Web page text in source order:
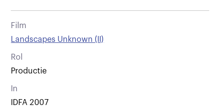
Film
Landscapes Unknown (II)
Rol
Productie
In
IDFA 2007